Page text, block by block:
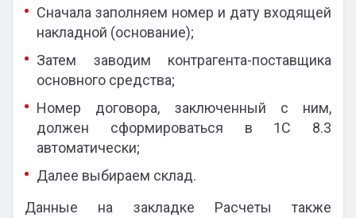
Сначала заполняем номер и дату входящей
накладной (основание);
Затем заводим контрагента-поставщика
основного средства;
Номер договора, заключенный с ним,
должен сформироваться в 1С 8.3
автоматически;
Далее выбираем склад.
Данные на закладке Расчеты также